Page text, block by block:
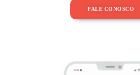
FALE CONOSCO